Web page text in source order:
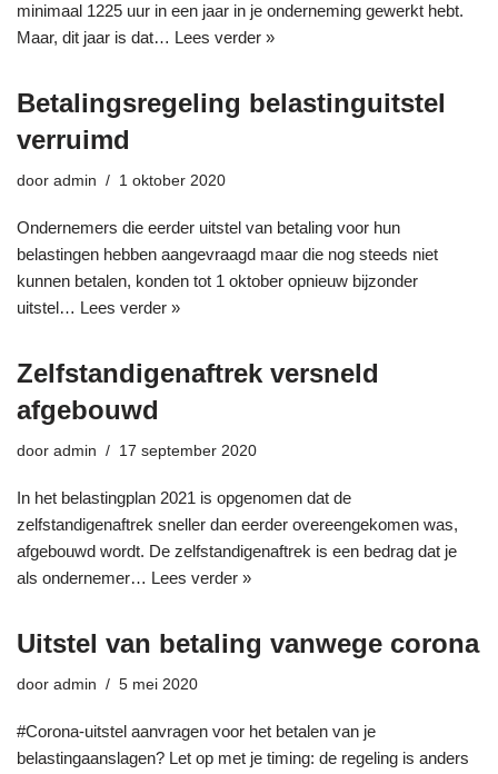
minimaal 1225 uur in een jaar in je onderneming gewerkt hebt.
Maar, dit jaar is dat… Lees verder »
Betalingsregeling belastinguitstel
verruimd
door admin 1 oktober 2020
Ondernemers die eerder uitstel van betaling voor hun
belastingen hebben aangevraagd maar die nog steeds niet
kunnen betalen, konden tot 1 oktober opnieuw bijzonder
uitstel… Lees verder »
Zelfstandigenaftrek versneld
afgebouwd
door admin 17 september 2020
In het belastingplan 2021 is opgenomen dat de
zelfstandigenaftrek sneller dan eerder overeengekomen was,
afgebouwd wordt. De zelfstandigenaftrek is een bedrag dat je
als ondernemer… Lees verder »
Uitstel van betaling vanwege corona
door admin 5 mei 2020
#Corona-uitstel aanvragen voor het betalen van je
belastingaanslagen? Let op met je timing: de regeling is anders